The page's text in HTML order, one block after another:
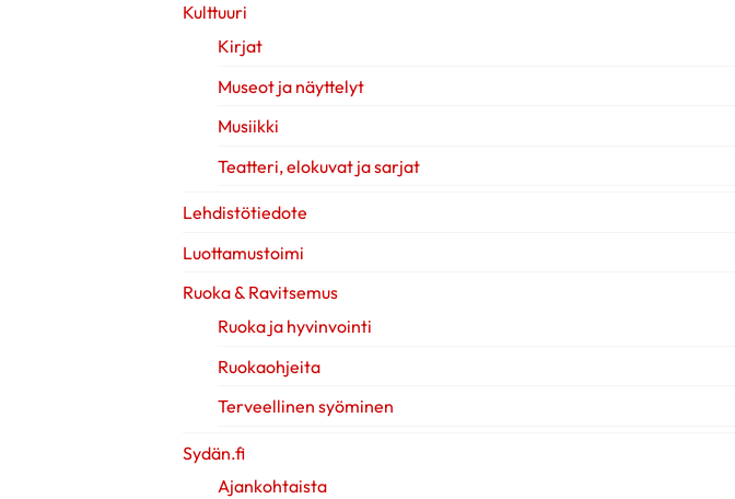
Kulttuuri
Kirjat
Museot ja näyttelyt
Musiikki
Teatteri, elokuvat ja sarjat
Lehdistötiedote
Luottamustoimi
Ruoka & Ravitsemus
Ruoka ja hyvinvointi
Ruokaohjeita
Terveellinen syöminen
Sydän.fi
Ajankohtaista